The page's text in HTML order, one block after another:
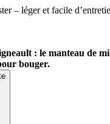
– léger et facile
: le manteau de
bouger.